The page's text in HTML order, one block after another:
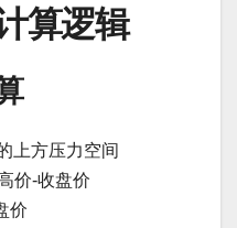
算逻辑
上方压力空间
价-收盘价
价